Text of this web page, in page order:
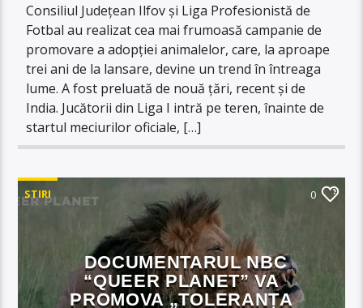
Consiliul Județean Ilfov și Liga Profesionistă de
Fotbal au realizat cea mai frumoasă campanie de
promovare a adopției animalelor, care, la aproape
trei ani de la lansare, devine un trend în întreaga
lume. A fost preluată de nouă țări, recent și de
India. Jucătorii din Liga I intră pe teren, înainte de
startul meciurilor oficiale, […]
STIRI 0
DOCUMENTARUL NBC
“QUEER PLANET” VA
PROMOVA „TOLERANȚA